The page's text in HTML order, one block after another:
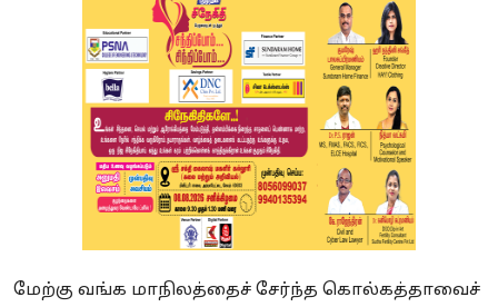
மேற்கு வங்க மாநிலத்தைச் சேர்ந்த கொல்கத்தாவைச்